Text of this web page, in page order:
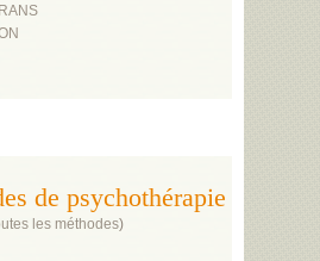
de psychothérapie
les méthodes)